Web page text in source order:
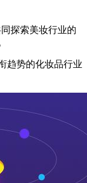
探索美妆行业的
趋势的化妆品行业